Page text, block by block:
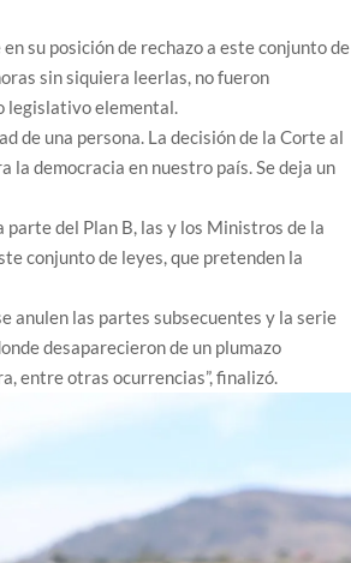
su posición de rechazo a este conjunto de
sin siquiera leerlas, no fueron
legislativo elemental.
de una persona. La decisión de la Corte al
la democracia en nuestro país. Se deja un
del Plan B, las y los Ministros de la
conjunto de leyes, que pretenden la
anulen las partes subsecuentes y la serie
desaparecieron de un plumazo
entre otras ocurrencias”, finalizó.